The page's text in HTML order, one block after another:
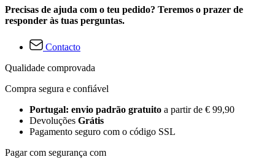
Precisas de ajuda com o teu pedido? Teremos o prazer de
responder às tuas perguntas.
Contacto
Qualidade comprovada
Compra segura e confiável
Portugal: envio padrão gratuito a partir de € 99,90
Devoluções Grátis
Pagamento seguro com o código SSL
Pagar com segurança com